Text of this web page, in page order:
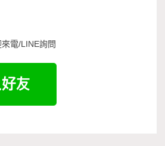
電/LINE詢問